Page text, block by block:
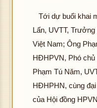
Tới dự buổi khai
Lấn, UVTT,
Việt Nam; Ông
HĐHPVN, Phó
Phạm Tú Năm,
HĐHPHN, cùng
của Hội đồng